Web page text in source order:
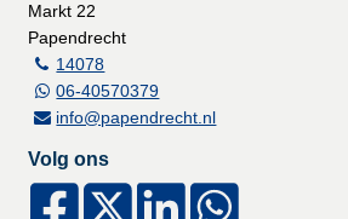
Markt 22
Papendrecht
14078
06-40570379
info@papendrecht.nl
Volg ons